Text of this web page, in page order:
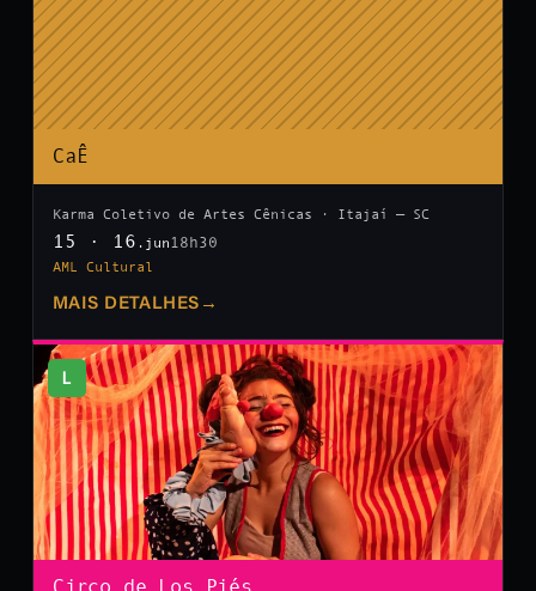
CaÊ
Karma Coletivo de Artes Cênicas · Itajaí — SC
15 · 16 .jun 18h30
AML Cultural
MAIS DETALHES →
L
Circo de Los Piés